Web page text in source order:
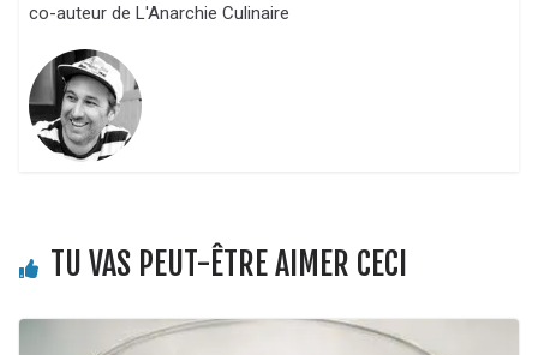
co-auteur de L'Anarchie Culinaire
TU VAS PEUT-ÊTRE AIMER CECI